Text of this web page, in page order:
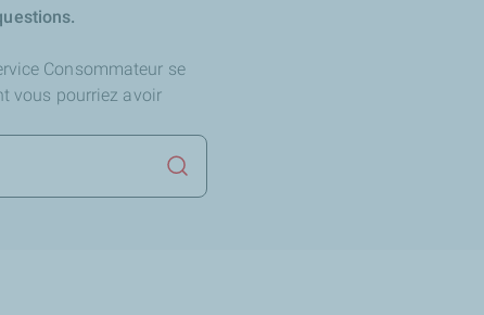
Consommateur se
vous pourriez avoir
Lancer la recherche